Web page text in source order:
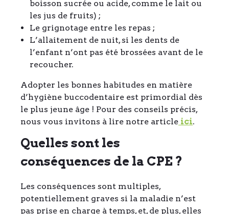
boisson sucrée ou acide, comme le lait ou
les jus de fruits) ;
Le grignotage entre les repas ;
L’allaitement de nuit, si les dents de
l’enfant n’ont pas été brossées avant de le
recoucher.
Adopter les bonnes habitudes en matière
d’hygiène buccodentaire est primordial dès
le plus jeune âge ! Pour des conseils précis,
nous vous invitons à lire notre article ici.
Quelles sont les
conséquences de la CPE ?
Les conséquences sont multiples,
potentiellement graves si la maladie n’est
pas prise en charge à temps, et, de plus, elles